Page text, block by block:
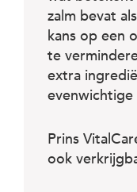
zalm bevat
kans op een
te
extra
Prins
ook